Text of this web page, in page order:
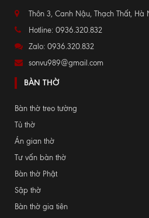
Thôn 3, Canh Nậu, Thạch Thất, Hà
Hotline: 0936.320.832
Zalo: 0936.320.832
sonvu989@gmail.com
BÀN THỜ
Bàn thờ treo tường
Tủ thờ
Án gian thờ
Tư vấn bàn thờ
Bàn thờ Phật
Sập thờ
Bàn thờ gia tiên